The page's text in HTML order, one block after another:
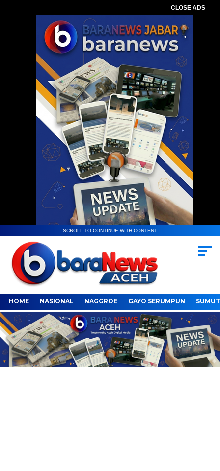
CLOSE ADS
SCROLL TO CONTINUE WITH CONTENT
HOME NASIONAL NAGGROE GAYO SERUMPUN SUMUT